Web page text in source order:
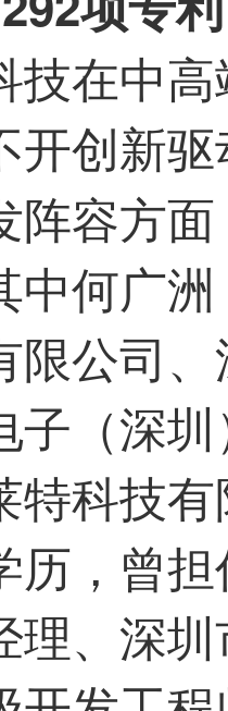
技在中
开创新
阵容方
中何广
限公司
子（深
特科技
历，曾
理、深